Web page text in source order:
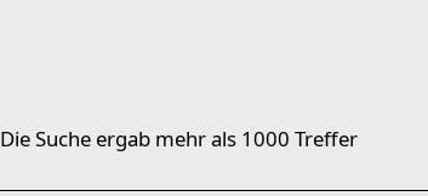
Die Suche ergab mehr als 1000 Treffer